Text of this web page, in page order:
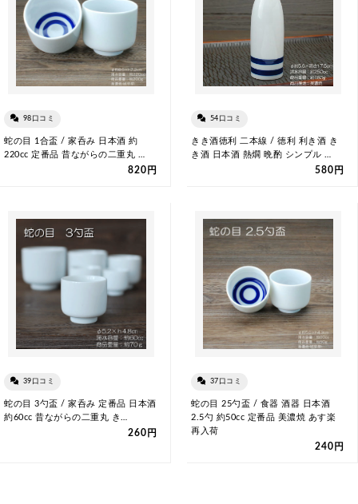
98口コミ
蛇の目 1合盃 / 家呑み 日本酒 約
220cc 定番品 昔ながらの二重丸 …
820円
54口コミ
きき酒徳利 二本線 / 徳利 利き酒 き
き酒 日本酒 熱燗 晩酌 シンプル …
580円
39口コミ
蛇の目 3勺盃 / 家呑み 定番品 日本酒
約60cc 昔ながらの二重丸 き…
260円
37口コミ
蛇の目 25勺盃 / 食器 酒器 日本酒
2.5勺 約50cc 定番品 美濃焼 あす楽
再入荷
240円